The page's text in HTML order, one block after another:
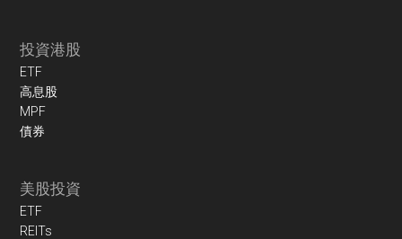
投資港股
ETF
高息股
MPF
債券
美股投資
ETF
REITs